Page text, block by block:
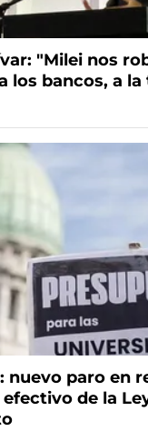
"Milei nos
los bancos, a
nuevo paro en
de la